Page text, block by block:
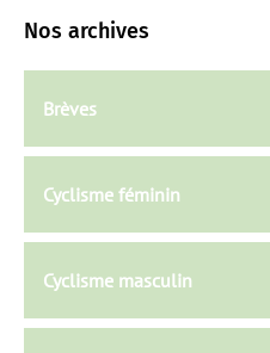
Nos archives
Brèves
Cyclisme féminin
Cyclisme masculin